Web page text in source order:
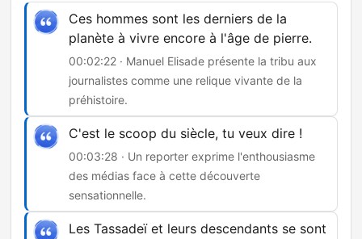
Ces hommes sont les derniers de la
planète à vivre encore à l'âge de pierre.
00:02:22 · Manuel Elisade présente la tribu aux
journalistes comme une relique vivante de la
préhistoire.
C'est le scoop du siècle, tu veux dire !
00:03:28 · Un reporter exprime l'enthousiasme
des médias face à cette découverte
sensationnelle.
Les Tassadeï et leurs descendants se sont